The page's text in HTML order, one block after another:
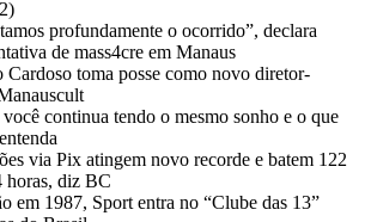
profundamente o ocorrido”, declara
de mass4cre em Manaus
Cardoso toma posse como novo diretor-
continua tendo o mesmo sonho e o que
via Pix atingem novo recorde e batem 122
horas, diz BC
em 1987, Sport entra no “Clube das 13”